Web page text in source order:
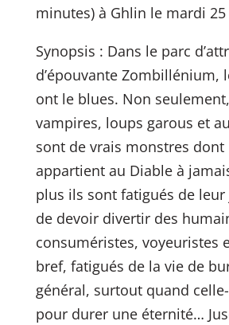
minutes) à Ghlin le mardi
Synopsis : Dans le parc
d’épouvante Zombillénium,
ont le blues. Non
vampires, loups garous et
sont de vrais monstres dont
appartient au Diable à
plus ils sont fatigués de
de devoir divertir des
consuméristes, voyeuristes
bref, fatigués de la vie de
général, surtout quand
pour durer une éternité…